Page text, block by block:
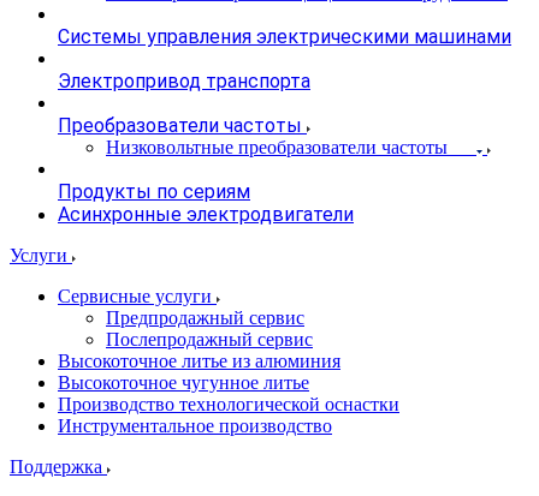
Системы управления электрическими машинами
Электропривод транспорта
Преобразователи частоты
Низковольтные преобразователи частоты
Продукты по сериям
Асинхронные электродвигатели
Услуги
Сервисные услуги
Предпродажный сервис
Послепродажный сервис
Высокоточное литье из алюминия
Высокоточное чугунное литье
Производство технологической оснастки
Инструментальное производство
Поддержка